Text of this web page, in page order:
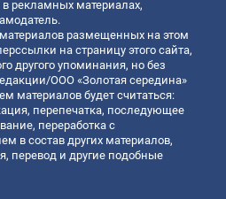
рекламных материалах,
размещенных на этом
на страницу этого сайта,
другого упоминания, но без
ООО «Золотая середина»
материалов будет считаться:
перепечатка, последующее
переработка с
в состав других материалов,
перевод и другие подобные